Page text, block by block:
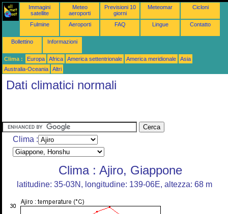
Immagini
satellite
Meteo
aeroporti
Previsioni 10
giorni
Meteomar Cicloni
Fulmine Aeroporti FAQ Lingue Contatto
Bollettino Informazioni
Clima : Europa Africa America settentrionale America meridionale
Asia
Australia-Oceania
Altri
Dati climatici normali
Clima :
Clima : Ajiro, Giappone
latitudine: 35-03N, longitudine: 139-06E, altezza: 68 m